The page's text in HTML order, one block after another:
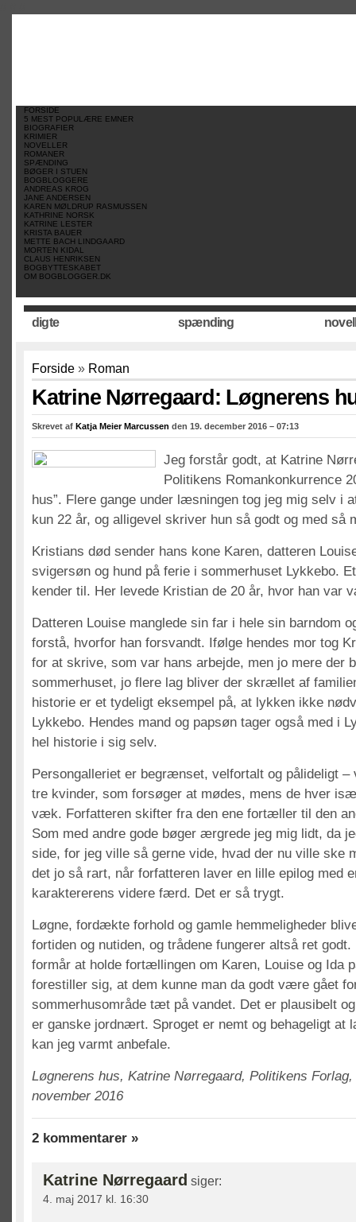
FORSIDE
5 MEST POPULÆRE EMNER
BIOGRAFIER
KRIMIER
NOVELLER
ROMANER
SPÆNDING
BØGER I STUEN
BOGBLOGGERE
ANDREAS KROG
JANE ANDERSEN
KAREN MØLDRUP RASMUSSEN
KATHRINE NORSK
KATRINE LESTER
KRISTA BAUER
METTE BACH LINDGAARD
MORTEN KIDAL
CLAUS HENRIKSEN
BOGBYTTESKABET
OM BOGBLOGGER.DK
digte spænding
Forside » Roman
Katrine Nørregaard: Løgnerens
Skrevet af Katja Meier Marcussen den 19. december 2016 – 07:13
Jeg forstår godt, at Katrine
Politikens Romankonkurrence
hus”. Flere gange under læsningen tog jeg mig selv i
kun 22 år, og alligevel skriver hun så godt og med så
Kristians død sender hans kone Karen, datteren
svigersøn og hund på ferie i sommerhuset Lykkebo.
kender til. Her levede Kristian de 20 år, hvor han var
Datteren Louise manglede sin far i hele sin barndom
forstå, hvorfor han forsvandt. Ifølge hendes mor tog
for at skrive, som var hans arbejde, men jo mere der
sommerhuset, jo flere lag bliver der skrællet af
historie er et tydeligt eksempel på, at lykken ikke
Lykkebo. Hendes mand og papsøn tager også med i
hel historie i sig selv.
Persongalleriet er begrænset, velfortalt og pålideligt
tre kvinder, som forsøger at mødes, mens de hver
væk. Forfatteren skifter fra den ene fortæller til den
Som med andre gode bøger ærgrede jeg mig lidt, da
side, for jeg ville så gerne vide, hvad der nu ville ske
det jo så rart, når forfatteren laver en lille epilog med
karaktererens videre færd. Det er så trygt.
Løgne, fordækte forhold og gamle hemmeligheder
fortiden og nutiden, og trådene fungerer altså ret
formår at holde fortællingen om Karen, Louise og Ida
forestiller sig, at dem kunne man da godt være gået
sommerhusområde tæt på vandet. Det er plausibelt
er ganske jordnært. Sproget er nemt og behageligt at
kan jeg varmt anbefale.
Løgnerens hus, Katrine Nørregaard, Politikens
november 2016
2 kommentarer »
Katrine Nørregaard siger:
4. maj 2017 kl. 16:30